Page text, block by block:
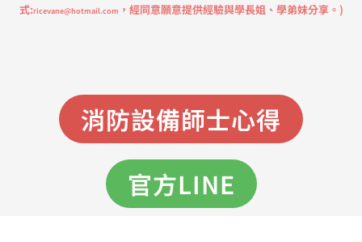
式:ricevane@hotmail.com ，經同意願意提供經驗與學長姐、學弟妹分享。)​
消防設備師士心得
官方LINE